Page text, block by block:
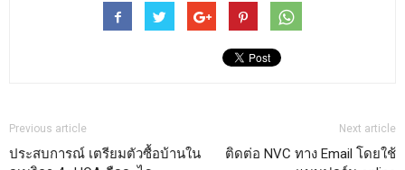
Previous article
ประสบการณ์ เตรียมตัวซื้อบ้านใน
Next article
ติดต่อ NVC ทาง Email โดยใช้